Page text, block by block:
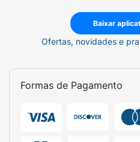
Baixar
Ofertas, novidades e
Formas de Pagamento